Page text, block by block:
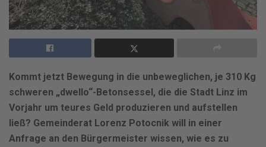
Kommt jetzt Bewegung in die unbeweglichen, je 310 Kg
schweren „dwello“-Betonsessel, die die Stadt Linz im
Vorjahr um teures Geld produzieren und aufstellen
ließ? Gemeinderat Lorenz Potocnik will in einer
Anfrage an den Bürgermeister wissen, wie es zu